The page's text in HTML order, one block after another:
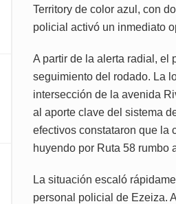
Territory de color azul, con
policial activó un inmediato
A partir de la alerta radial, el
seguimiento del rodado. La
intersección de la avenida
al aporte clave del sistema
efectivos constataron que la
huyendo por Ruta 58 rumbo
La situación escaló
personal policial de Ezeiza.